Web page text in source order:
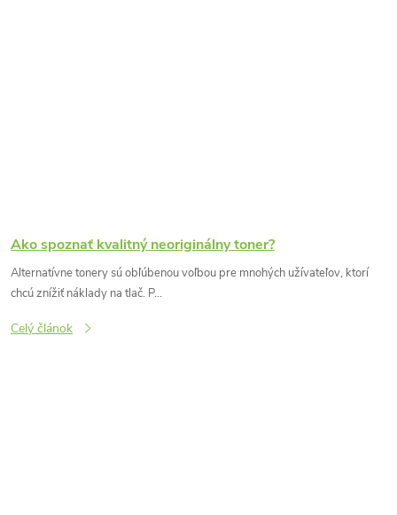
Ako spoznať kvalitný neoriginálny toner?
Alternatívne tonery sú obľúbenou voľbou pre mnohých užívateľov, ktorí
chcú znížiť náklady na tlač. P...
Celý článok